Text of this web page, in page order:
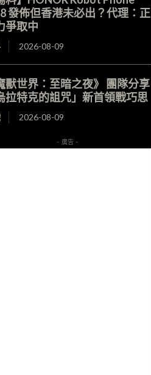
發佈但香港未必出？代理：正
爭取中
2026-08-09
獸世界：至暗之夜》 團隊分享
拉特克的詛咒」新首領戰巧思
2026-08-09
- 廣告 -